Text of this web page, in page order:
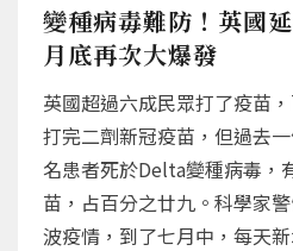
變種病毒難防！英國
月底再次大爆發
英國超過六成民眾打了疫苗
打完二劑新冠疫苗，但過去
名患者死於Delta變種病毒，
苗，占百分之廿九。科學家
波疫情，到了七月中，每天